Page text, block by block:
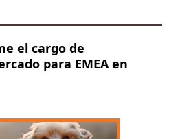
el cargo de
para EMEA en